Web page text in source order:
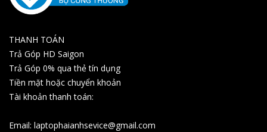
THANH TOÁN
Trả Góp HD Saigon
Trả Góp 0% qua thẻ tín dụng
Tiền mặt hoặc chuyển khoản
Tài khoản thanh toán:
Email: laptophaianhsevice@gmail.com